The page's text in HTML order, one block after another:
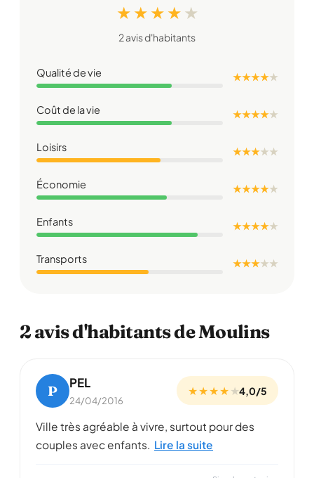
★ ★ ★ ★ ★
2 avis d'habitants
Qualité de vie ★ ★ ★ ★★
Coût de la vie ★ ★ ★ ★★
Loisirs ★ ★ ★★★
Économie ★ ★ ★ ★★
Enfants ★ ★ ★ ★★
Transports ★ ★ ★★★
2 avis d'habitants de Moulins
P PEL
24/04/2016
★ ★ ★ ★★4,0/5
Ville très agréable à vivre, surtout pour des
couples avec enfants. Lire la suite